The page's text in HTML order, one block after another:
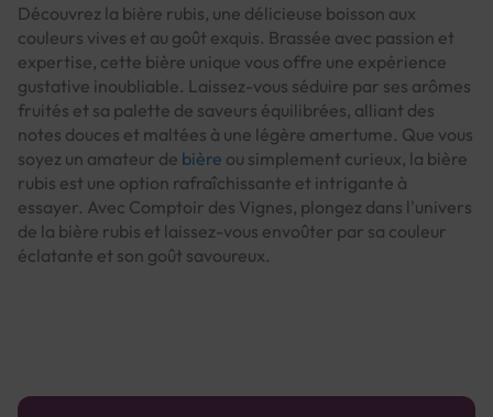
Découvrez la bière rubis, une délicieuse boisson aux
couleurs vives et au goût exquis. Brassée avec passion et
expertise, cette bière unique vous offre une expérience
gustative inoubliable. Laissez-vous séduire par ses arômes
fruités et sa palette de saveurs équilibrées, alliant des
notes douces et maltées à une légère amertume. Que vous
soyez un amateur de bière ou simplement curieux, la bière
rubis est une option rafraîchissante et intrigante à
essayer. Avec Comptoir des Vignes, plongez dans l'univers
de la bière rubis et laissez-vous envoûter par sa couleur
éclatante et son goût savoureux.